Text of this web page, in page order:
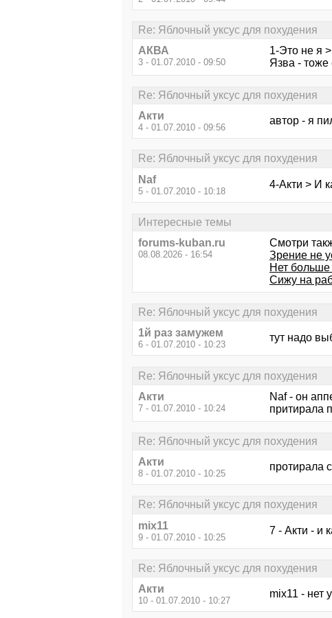
Re: Яблочный уксус для похудения
АКВА
3 - 01.07.2010 - 09:50
1-Это не я >
Язва - тоже
Re: Яблочный уксус для похудения
Акти
4 - 01.07.2010 - 09:56
автор - я
Re: Яблочный уксус для похудения
Naf
5 - 01.07.2010 - 10:18
4-Акти > И
Интересные темы
forums-kuban.ru
08.08.2026 - 16:54
Смотри
Зрение не
Нет больше
Сижу на
Re: Яблочный уксус для похудения
1й раз замужем
6 - 01.07.2010 - 10:23
тут надо
Re: Яблочный уксус для похудения
Акти
7 - 01.07.2010 - 10:24
Naf - он
притирала
Re: Яблочный уксус для похудения
Акти
8 - 01.07.2010 - 10:25
протирала
Re: Яблочный уксус для похудения
mix11
9 - 01.07.2010 - 10:25
7 - Акти - и
Re: Яблочный уксус для похудения
Акти
10 - 01.07.2010 - 10:27
mix11 - нет